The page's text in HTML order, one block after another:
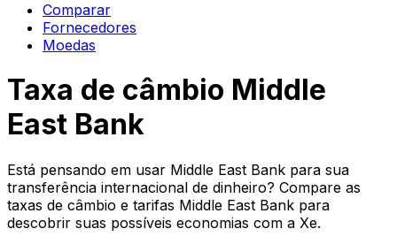
Comparar
Fornecedores
Moedas
Taxa de câmbio Middle
East Bank
Está pensando em usar Middle East Bank para sua
transferência internacional de dinheiro? Compare as
taxas de câmbio e tarifas Middle East Bank para
descobrir suas possíveis economias com a Xe.